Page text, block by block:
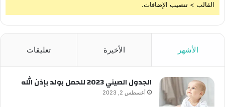
القالب > تنصيب الإضافات.
الأشهر الأخيرة تعليقات
الجدول الصيني 2023 للحمل بولد بإذن الله
أغسطس 2, 2023